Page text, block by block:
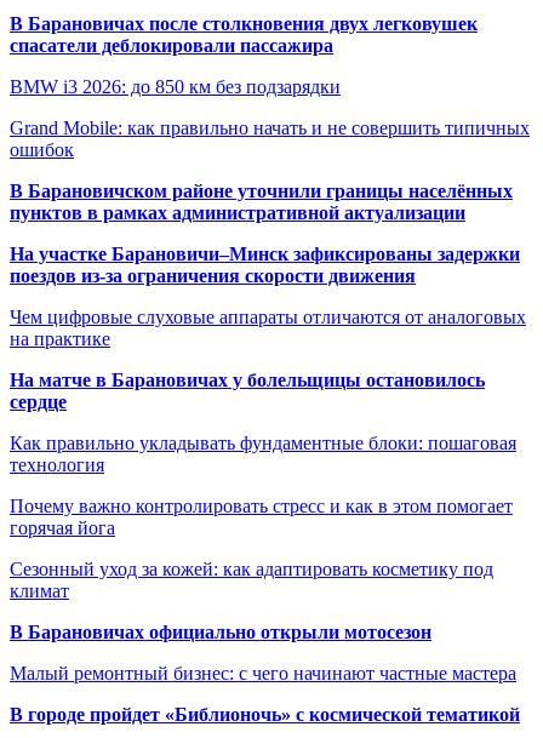
В Барановичах после столкновения двух легковушек
спасатели деблокировали пассажира
BMW i3 2026: до 850 км без подзарядки
Grand Mobile: как правильно начать и не совершить типичных
ошибок
В Барановичском районе уточнили границы населённых
пунктов в рамках административной актуализации
На участке Барановичи–Минск зафиксированы задержки
поездов из-за ограничения скорости движения
Чем цифровые слуховые аппараты отличаются от аналоговых
на практике
На матче в Барановичах у болельщицы остановилось
сердце
Как правильно укладывать фундаментные блоки: пошаговая
технология
Почему важно контролировать стресс и как в этом помогает
горячая йога
Сезонный уход за кожей: как адаптировать косметику под
климат
В Барановичах официально открыли мотосезон
Малый ремонтный бизнес: с чего начинают частные мастера
В городе пройдет «Библионочь» с космической тематикой